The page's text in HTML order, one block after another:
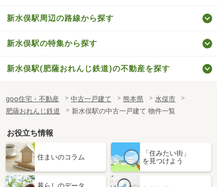
新水俣駅周辺の路線から探す
新水俣駅の特集から探す
新水俣駅(肥薩おれんじ鉄道)の不動産を探す
goo住宅・不動産 中古一戸建て 熊本県
水俣市
肥薩おれんじ鉄道
新水俣駅の中古一戸建て 物件一覧
お役立ち情報
住まいのコラム
「住みたい街」
を見つけよう
暮らしのデータ